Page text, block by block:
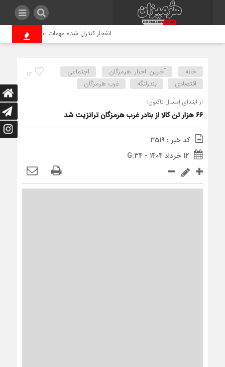
انفجار کنترل شده مهمات عمل نکرده
13 خانه آخرین اخبار هرمزگان
اجتماعی
اقتصادی
بندرلنگه غرب هرمزگان
از ابتدای امسال تاکنون؛
۶۶ هزار تن کالا از بنادر غرب هرمزگان ترانزیت شد
کد خبر : 3519
12 خرداد 1404 - G:34